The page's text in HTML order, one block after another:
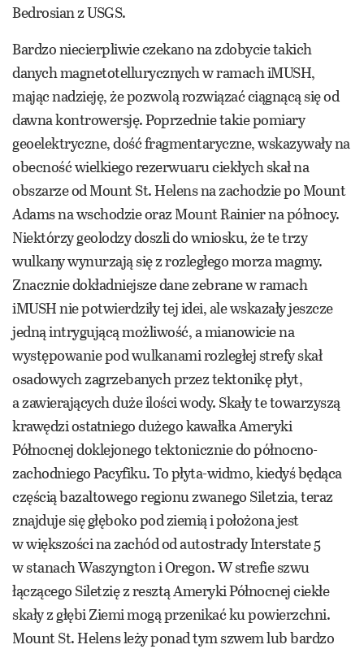
Bedrosian z USGS.
Bardzo niecierpliwie czekano na zdobycie takich
danych magnetotellurycznych w ramach iMUSH,
mając nadzieję, że pozwolą rozwiązać ciągnącą się od
dawna kontrowersję. Poprzednie takie pomiary
geoelektryczne, dość fragmentaryczne, wskazywały na
obecność wielkiego rezerwuaru ciekłych skał na
obszarze od Mount St. Helens na zachodzie po Mount
Adams na wschodzie oraz Mount Rainier na północy.
Niektórzy geolodzy doszli do wniosku, że te trzy
wulkany wynurzają się z rozległego morza magmy.
Znacznie dokładniejsze dane zebrane w ramach
iMUSH nie potwierdziły tej idei, ale wskazały jeszcze
jedną intrygującą możliwość, a mianowicie na
występowanie pod wulkanami rozległej strefy skał
osadowych zagrzebanych przez tektonikę płyt,
a zawierających duże ilości wody. Skały te towarzyszą
krawędzi ostatniego dużego kawałka Ameryki
Północnej doklejonego tektonicznie do północno-
zachodniego Pacyfiku. To płyta-widmo, kiedyś będąca
częścią bazaltowego regionu zwanego Siletzia, teraz
znajduje się głęboko pod ziemią i położona jest
w większości na zachód od autostrady Interstate 5
w stanach Waszyngton i Oregon. W strefie szwu
łączącego Siletzię z resztą Ameryki Północnej ciekłe
skały z głębi Ziemi mogą przenikać ku powierzchni.
Mount St. Helens leży ponad tym szwem lub bardzo